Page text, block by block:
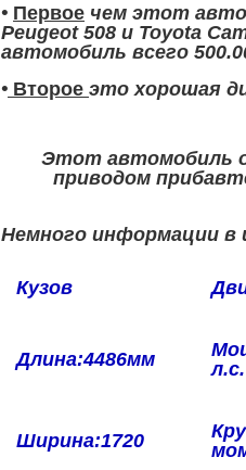
• Первое чем этот
Peugeot 508 и Toyota
автомобиль всего
• Второеэто хорошая
Этот автомобиль
приводом
Немного информации в
Кузов
Длина:4486мм
л.с.
Ширина:1720